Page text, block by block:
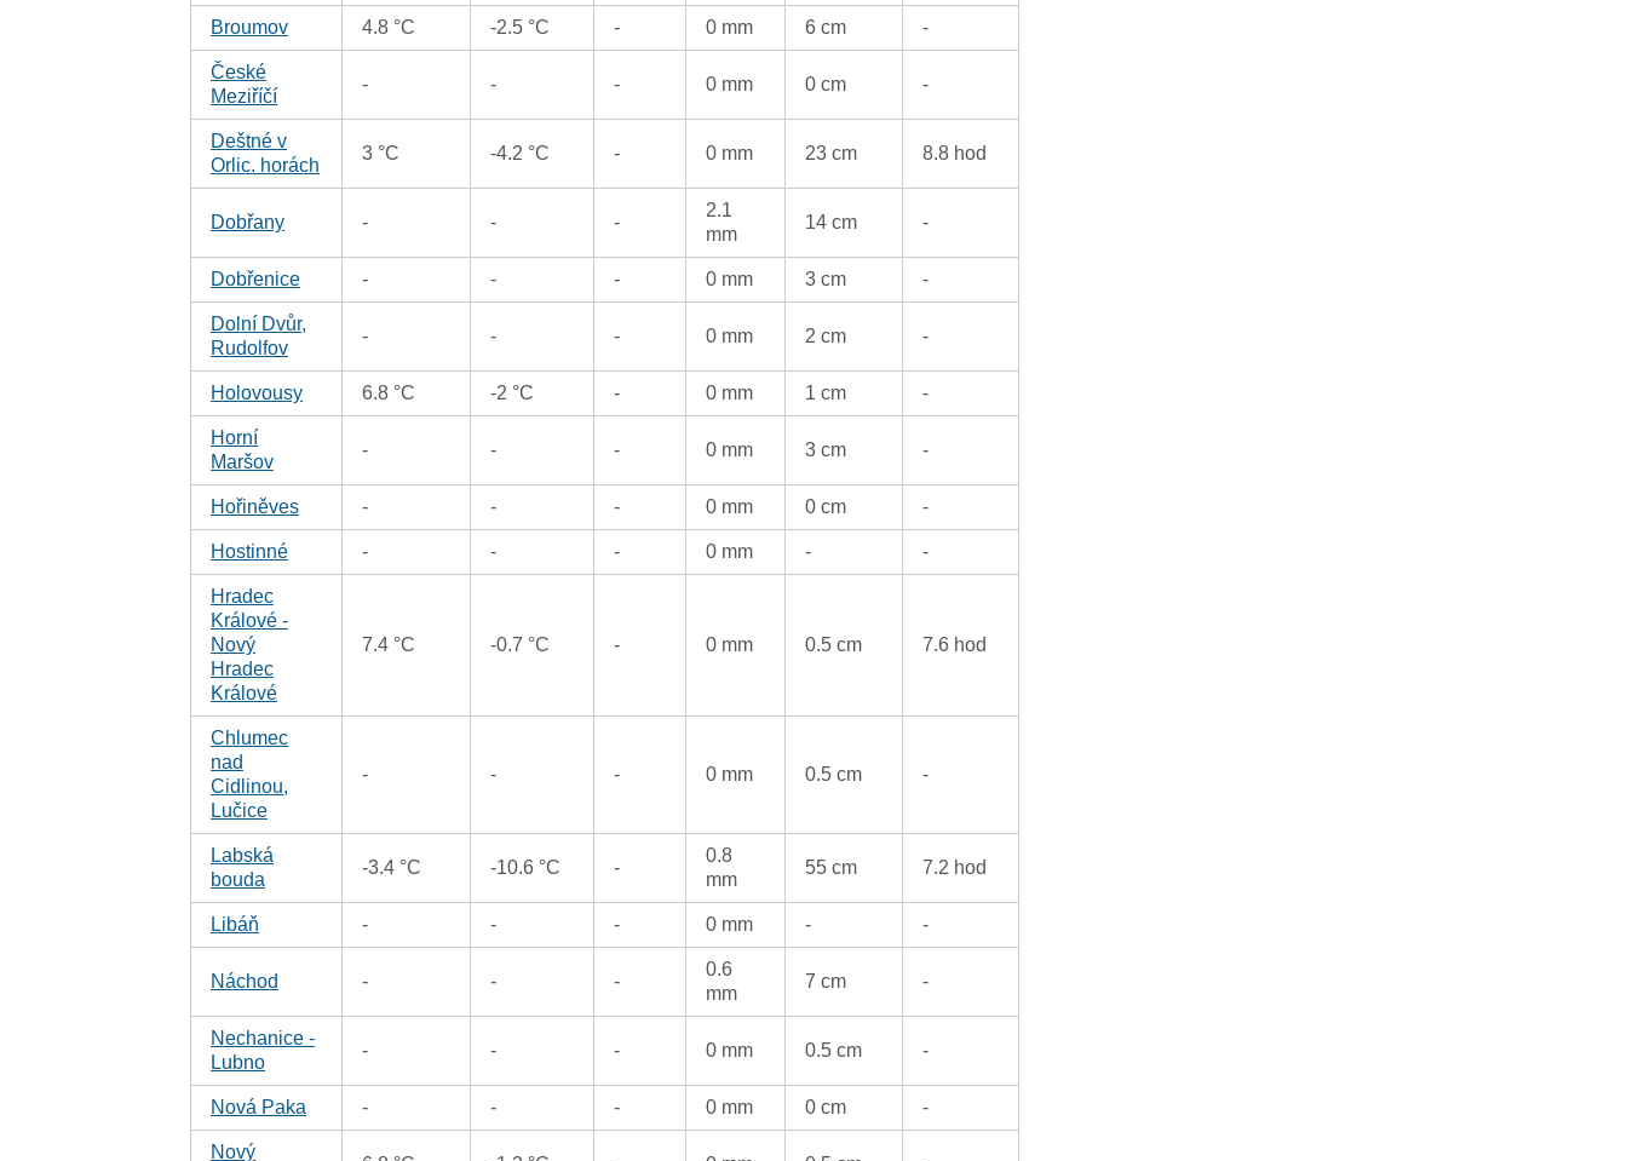
Broumov 4.8 °C -2.5 °C - 0 mm 6 cm -
České
Meziříčí
- - - 0 mm 0 cm -
Deštné v
Orlic. horách
3 °C -4.2 °C - 0 mm 23 cm 8.8 hod
Dobřany - - -
2.1
mm
14 cm -
Dobřenice - - - 0 mm 3 cm -
Dolní Dvůr,
Rudolfov
- - - 0 mm 2 cm -
Holovousy 6.8 °C -2 °C - 0 mm 1 cm -
Horní
Maršov
- - - 0 mm 3 cm -
Hořiněves - - - 0 mm 0 cm -
Hostinné - - - 0 mm - -
Hradec
Králové -
Nový
Hradec
Králové
7.4 °C -0.7 °C - 0 mm 0.5 cm 7.6 hod
Chlumec
nad
Cidlinou,
Lučice
- - - 0 mm 0.5 cm -
Labská
bouda
-3.4 °C -10.6 °C -
0.8
mm
55 cm 7.2 hod
Libáň - - - 0 mm - -
Náchod - - -
0.6
mm
7 cm -
Nechanice -
Lubno
- - - 0 mm 0.5 cm -
Nová Paka - - - 0 mm 0 cm -
Nový